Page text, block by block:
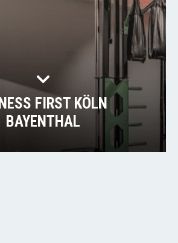
FIRST KÖLN
BAYENTHAL